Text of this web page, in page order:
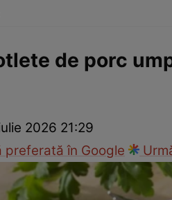
de porc
2026 21:29
în Google